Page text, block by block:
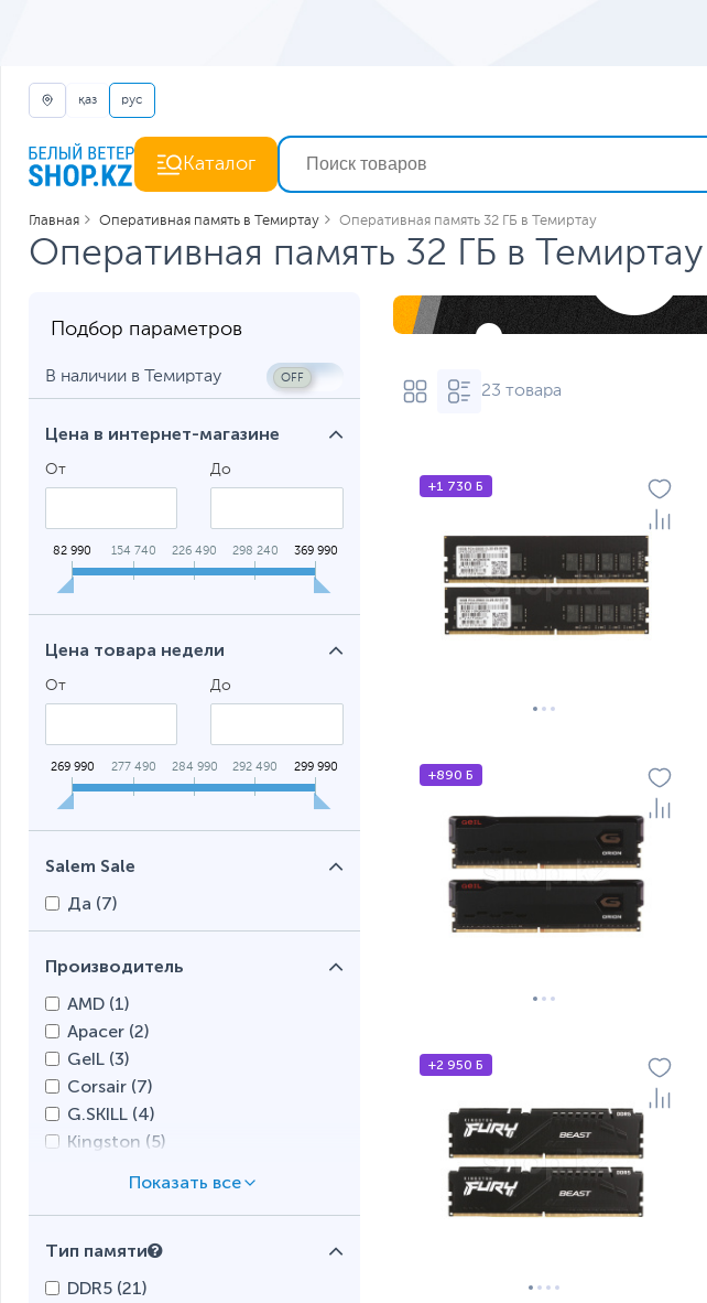
қаз рус
Каталог
Главная Оперативная память в Темиртау Оперативная память 32 ГБ в Темиртау
Оперативная память 32 ГБ в Темиртау
Подбор параметров
В наличии в Темиртау
Цена в интернет-магазине
От До
82 990 154 740 226 490 298 240 369 990
Цена товара недели
От До
269 990 277 490 284 990 292 490 299 990
Salem Sale
Да (7)
Производитель
AMD (1)
Apacer (2)
GeIL (3)
Corsair (7)
G.SKILL (4)
Kingston (5)
Тип памяти
DDR5 (21)
23 товара
+1 730 Б
+890 Б
+2 950 Б